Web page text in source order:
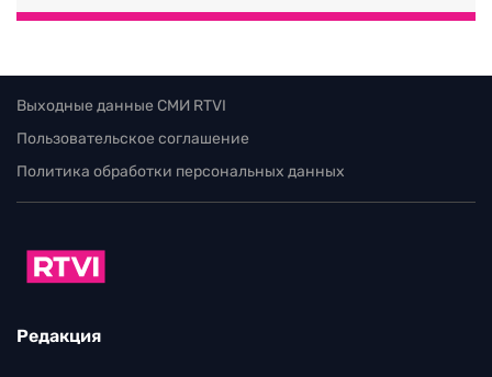
Выходные данные СМИ RTVI
Пользовательское соглашение
Политика обработки персональных данных
Редакция